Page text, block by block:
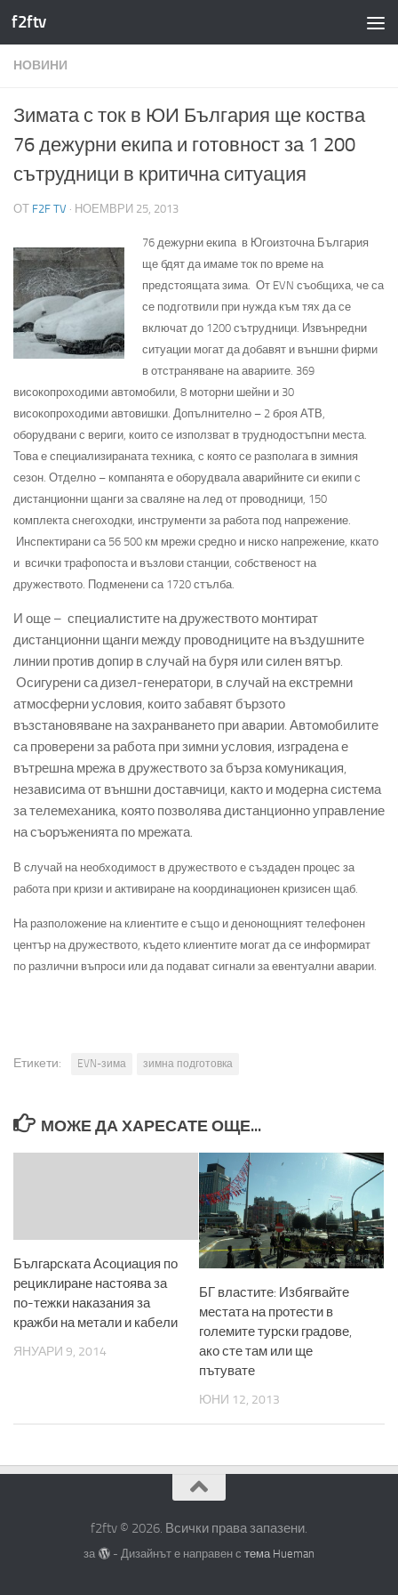
Към съдържанието
f2ftv
НОВИНИ
Зимата с ток в ЮИ България ще коства
76 дежурни екипа и готовност за 1 200
сътрудници в критична ситуация
ОТ F2F TV · НОЕМВРИ 25, 2013
76 дежурни екипа в Югоизточна България
ще бдят да имаме ток по време на
предстоящата зима. От EVN съобщиха, че са
се подготвили при нужда към тях да се
включат до 1200 сътрудници. Извънредни
ситуации могат да добавят и външни фирми
в отстраняване на авариите. 369
високопроходими автомобили, 8 моторни шейни и 30
високопроходими автовишки. Допълнително – 2 броя АТВ,
оборудвани с вериги, които се използват в труднодостъпни места.
Това е специализираната техника, с която се разполага в зимния
сезон. Отделно – компанята е оборудвала аварийните си екипи с
дистанционни щанги за сваляне на лед от проводници, 150
комплекта снегоходки, инструменти за работа под напрежение.
Инспектирани са 56 500 км мрежи средно и ниско напрежение, ккато
и всички трафопоста и възлови станции, собственост на
дружеството. Подменени са 1720 стълба.
И още – специалистите на дружеството монтират
дистанционни щанги между проводниците на въздушните
линии против допир в случай на буря или силен вятър.
Осигурени са дизел-генератори, в случай на екстремни
атмосферни условия, които забавят бързото
възстановяване на захранването при аварии. Автомобилите
са проверени за работа при зимни условия, изградена е
вътрешна мрежа в дружеството за бърза комуникация,
независима от външни доставчици, както и модерна система
за телемеханика, която позволява дистанционно управление
на съоръженията по мрежата.
В случай на необходимост в дружеството е създаден процес за
работа при кризи и активиране на координационен кризисен щаб.
На разположение на клиентите е също и денонощният телефонен
център на дружеството, където клиентите могат да се информират
по различни въпроси или да подават сигнали за евентуални аварии.
Етикети: EVN-зима зимна подготовка
МОЖЕ ДА ХАРЕСАТЕ ОЩЕ...
Българската Асоциация по
рециклиране настоява за
по-тежки наказания за
кражби на метали и кабели
ЯНУАРИ 9, 2014
БГ властите: Избягвайте
местата на протести в
големите турски градове,
ако сте там или ще
пътувате
ЮНИ 12, 2013
f2ftv © 2026. Всички права запазени.
за - Дизайнът е направен с тема Hueman